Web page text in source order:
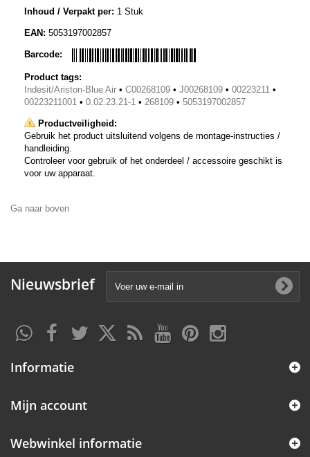
Inhoud / Verpakt per: 1 Stuk
EAN: 5053197002857
Barcode:
Product tags:
Indesit/Ariston-Blue Air • C00268109 • J00268109 • 00223211 •
00223211001 • 0.02.23.21-1 • 268109 • 5053197002857
Productveiligheid:
Gebruik het product uitsluitend volgens de montage-instructies /
handleiding.
Controleer voor gebruik of het onderdeel / accessoire geschikt is
voor uw apparaat.
Ga naar boven
Nieuwsbrief
Informatie
Mijn account
Webwinkel informatie